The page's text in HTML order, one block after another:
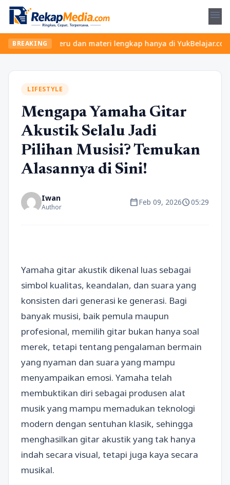
menu
BREAKING
kelas seru dan materi lengkap hanya di YukBelajar.com.
LIFESTYLE
Mengapa Yamaha Gitar
Akustik Selalu Jadi
Pilihan Musisi? Temukan
Alasannya di Sini!
Iwan
Author calendar_todayFeb 09, 2026schedule05:29
Yamaha gitar akustik dikenal luas sebagai
simbol kualitas, keandalan, dan suara yang
konsisten dari generasi ke generasi. Bagi
banyak musisi, baik pemula maupun
profesional, memilih gitar bukan hanya soal
merek, tetapi tentang pengalaman bermain
yang nyaman dan suara yang mampu
menyampaikan emosi. Yamaha telah
membuktikan diri sebagai produsen alat
musik yang mampu memadukan teknologi
modern dengan sentuhan klasik, sehingga
menghasilkan gitar akustik yang tak hanya
indah secara visual, tetapi juga kaya secara
musikal.